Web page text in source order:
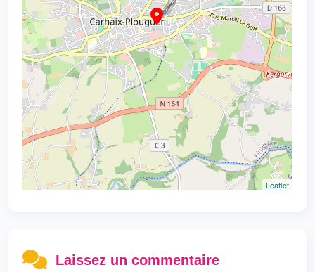
Leaflet
Laissez un commentaire